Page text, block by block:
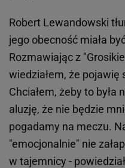
Robert Lewandowski
jego obecność miała
Rozmawiając z
wiedziałem, że pojawię
Chciałem, żeby to była
aluzję, że nie będzie
pogadamy na meczu.
"emocjonalnie" nie
w tajemnicy -